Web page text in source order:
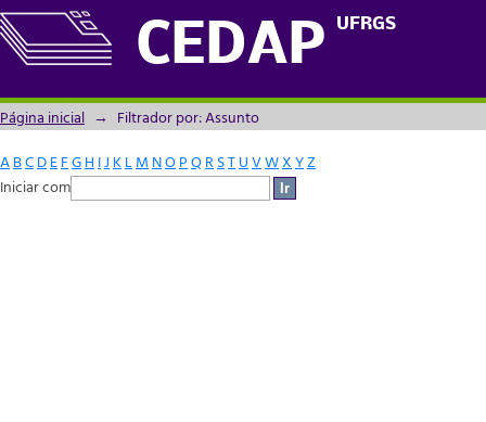
CEDAP UFRGS
Filtrador por: Assunto
Página inicial → Filtrador por: Assunto
ABCDEFGH IJ KLM NOPQRSTUVWXYZ
Iniciar com